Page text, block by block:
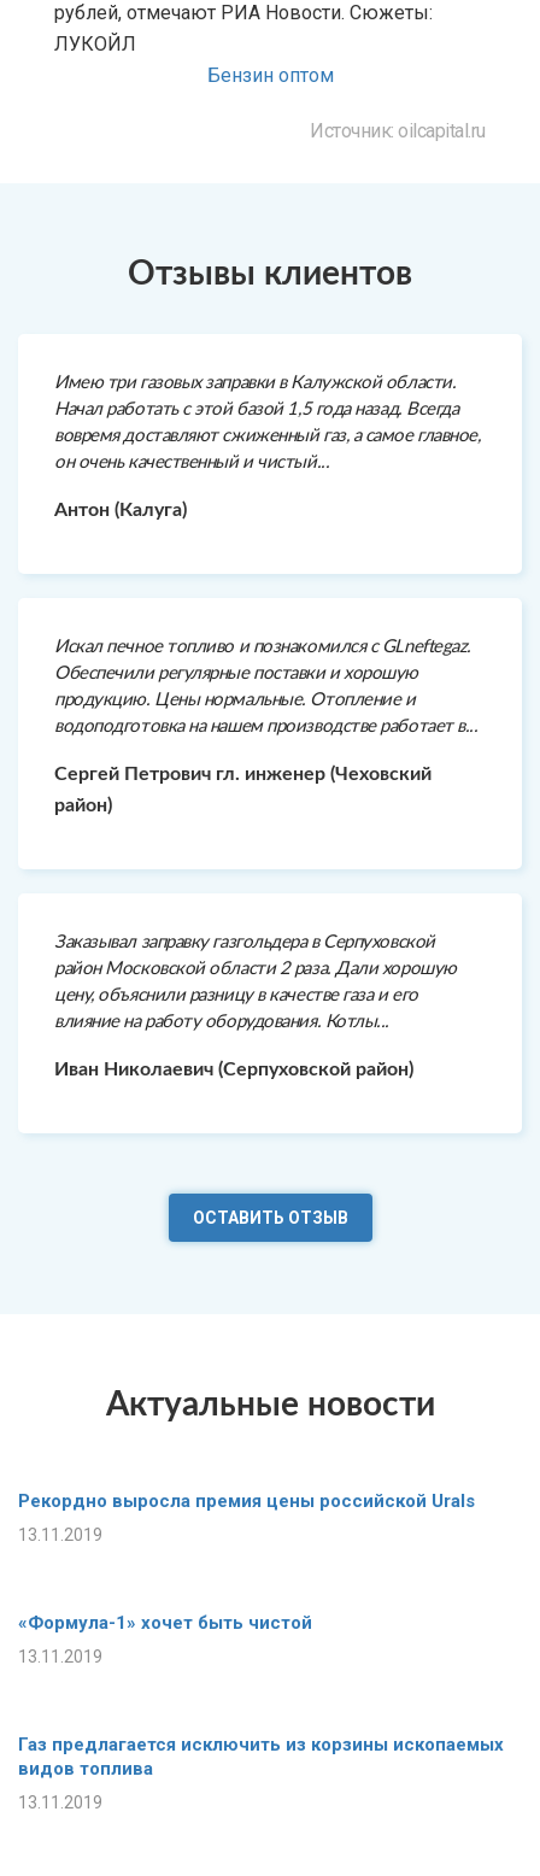
рублей, отмечают РИА Новости. Сюжеты:
ЛУКОЙЛ
Бензин оптом
Источник: oilcapital.ru
Отзывы клиентов
Имею три газовых заправки в Калужской области.
Начал работать с этой базой 1,5 года назад. Всегда
вовремя доставляют сжиженный газ, а самое главное,
он очень качественный и чистый...
Антон (Калуга)
Искал печное топливо и познакомился с GLneftegaz.
Обеспечили регулярные поставки и хорошую
продукцию. Цены нормальные. Отопление и
водоподготовка на нашем производстве работает в...
Сергей Петрович гл. инженер (Чеховский
район)
Заказывал заправку газгольдера в Серпуховской
район Московской области 2 раза. Дали хорошую
цену, объяснили разницу в качестве газа и его
влияние на работу оборудования. Котлы...
Иван Николаевич (Серпуховской район)
ОСТАВИТЬ ОТЗЫВ
Актуальные новости
Рекордно выросла премия цены российской Urals
13.11.2019
«Формула-1» хочет быть чистой
13.11.2019
Газ предлагается исключить из корзины ископаемых
видов топлива
13.11.2019